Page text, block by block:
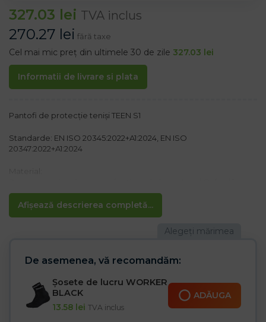
327.03 lei TVA inclus
270.27 lei fără taxe
Cel mai mic preț din ultimele 30 de zile 327.03 lei
Informatii de livrare si plata
Afișează descrierea completă...
Pantofi de protecție teniși TEEN S1
Standarde: EN ISO 20345:2022+A1:2024, EN ISO
20347:2022+A1:2024
combinație cu piele de vacă, piele întoarsă și inserții din PU
Talpă exterioară este confecționată dintr-o combinație de
poliuretan și cauciuc
– Rezistentă la ulei
– Talpă inferioară împotriva contactului cu suprafețele fierbinți
(până la 300 °C)
– Absorbție a șocurilor în călcâi
– Vârf din oțel 200 J/15 kN
– Categoria S1 SR FO HRO
De asemenea, vă recomandăm:
Șosete de lucru WORKER
BLACK
13.58 lei TVA inclus
ADĂUGA